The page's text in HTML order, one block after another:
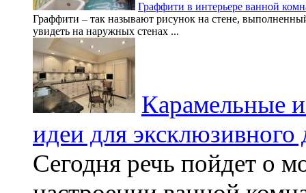
Граффити в интерьере ванной
Граффити – так называют рисунок на стене,
увидеть на наружных стенах ...
Карамельные
идеи для
Сегодня речь пойдет о